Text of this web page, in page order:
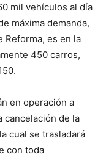
mil vehículos al día
máxima demanda,
Reforma, es en la
450 carros,
en operación a
cancelación de la
cual se trasladará
con toda